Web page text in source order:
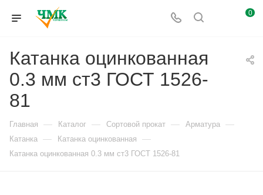
0
Катанка оцинкованная
0.3 мм ст3 ГОСТ 1526-
81
Главная — Каталог — Сортовой прокат — Арматура —
Катанка — Катанка оцинкованная —
Катанка оцинкованная 0.3 мм ст3 ГОСТ 1526-81